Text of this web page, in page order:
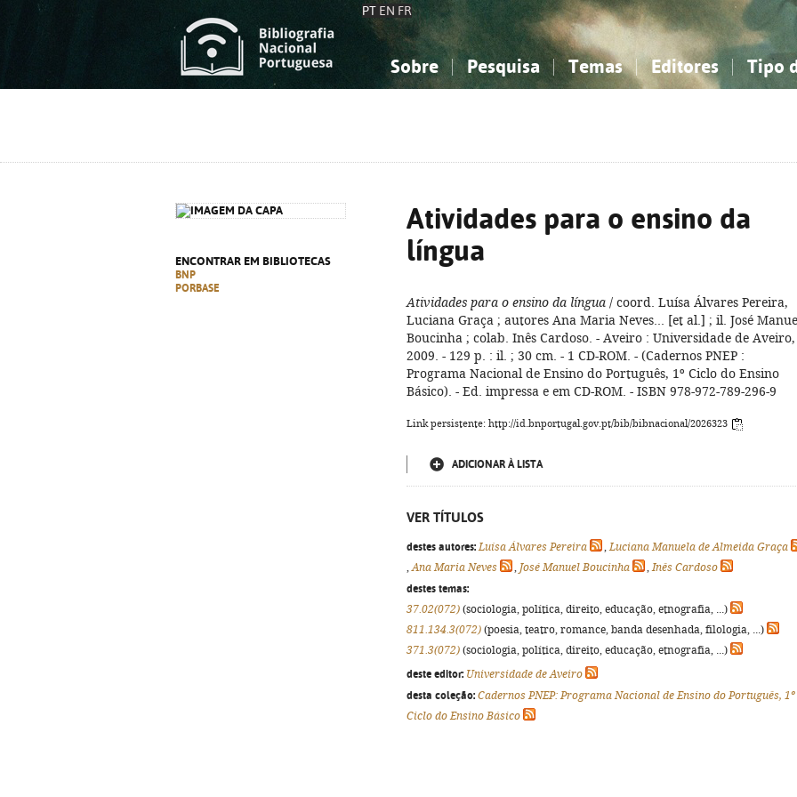
PT EN FR
Sobre Pesquisa Temas Editores Tipo
ENCONTRAR EM BIBLIOTECAS
BNP
PORBASE
Atividades para o ensino da
língua
Atividades para o ensino da língua / coord. Luísa Álvares Pereira,
Luciana Graça ; autores Ana Maria Neves... [et al.] ; il. José
Boucinha ; colab. Inês Cardoso. - Aveiro : Universidade de Aveiro,
2009. - 129 p. : il. ; 30 cm. - 1 CD-ROM. - (Cadernos PNEP :
Programa Nacional de Ensino do Português, 1º Ciclo do Ensino
Básico). - Ed. impressa e em CD-ROM. - ISBN 978-972-789-296-9
Link persistente: http://id.bnportugal.gov.pt/bib/bibnacional/2026323
ADICIONAR À LISTA
VER TÍTULOS
destes autores: Luísa Álvares Pereira ,Luciana Manuela de Almeida Graça
,Ana Maria Neves , José Manuel Boucinha ,Inês Cardoso
destes temas:
37.02(072) (sociologia, política, direito, educação, etnografia, ...)
811.134.3(072) (poesia, teatro, romance, banda desenhada, filologia, ...)
371.3(072) (sociologia, política, direito, educação, etnografia, ...)
deste editor: Universidade de Aveiro
desta coleção: Cadernos PNEP: Programa Nacional de Ensino do Português, 1º
Ciclo do Ensino Básico